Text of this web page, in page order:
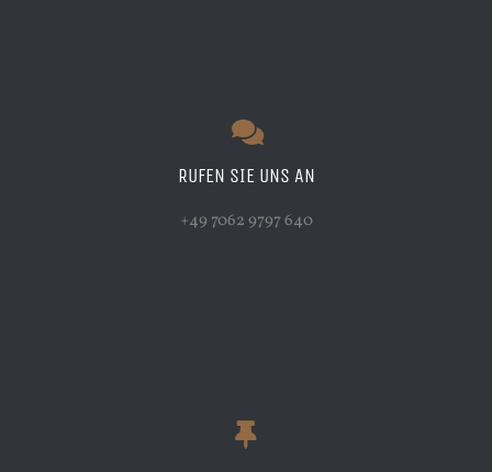
RUFEN SIE UNS AN
+49 7062 9797 640